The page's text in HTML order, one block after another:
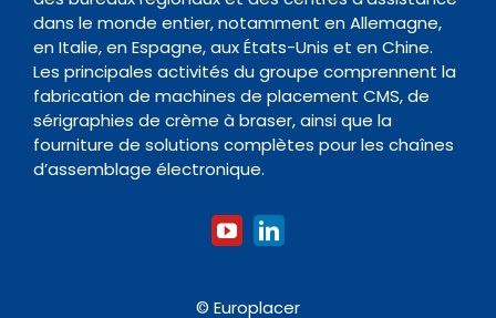
Four de Refusion
Nettoyage
Accessoires
Organisme de formation
dans le monde entier, notamment en Allemagne,
en Italie, en Espagne, aux États-Unis et en Chine.
Les principales activités du groupe comprennent la
fabrication de machines de placement CMS, de
sérigraphies de crème à braser, ainsi que la
fourniture de solutions complètes pour les chaînes
d’assemblage électronique.
© Europlacer